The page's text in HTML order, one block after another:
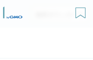
無料ダウンロード